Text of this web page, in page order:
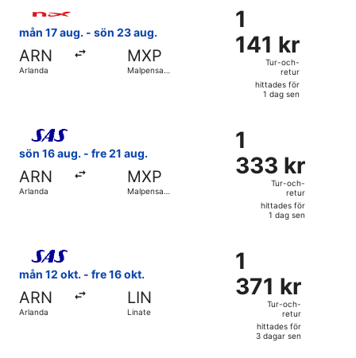
mån 17 aug. - sön 23 aug.
ARN
Arlanda
MXP
Malpensa
1
141 kr
Tur-
retur,
hittades
dag
sen
1
141 kr
Tur-och-
retur
hittades för
1 dag sen
sön 16 aug. - fre 21 aug.
ARN
Arlanda
MXP
Malpensa
1
333 kr
Tur-
retur,
hittades
dag
sen
1
333 kr
Tur-och-
retur
hittades för
1 dag sen
Välj flyg med Scandinavian Airlines, med avresa sön
mån 12 okt. - fre 16 okt.
ARN
Arlanda
LIN
Linate
1
371 kr
Tur-
retur,
hittades
1
371 kr
Tur-och-
retur
hittades för
3 dagar sen
Välj flyg med Scandinavian Airlines, med avresa mån